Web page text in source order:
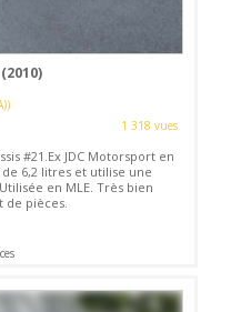
1 318 vues
#21.Ex JDC Motorsport en
de 6,2 litres et utilise une
en MLE. Très bien
de pièces.